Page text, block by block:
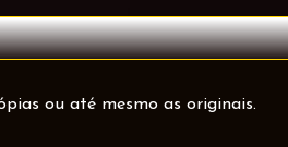
ou até mesmo as originais.